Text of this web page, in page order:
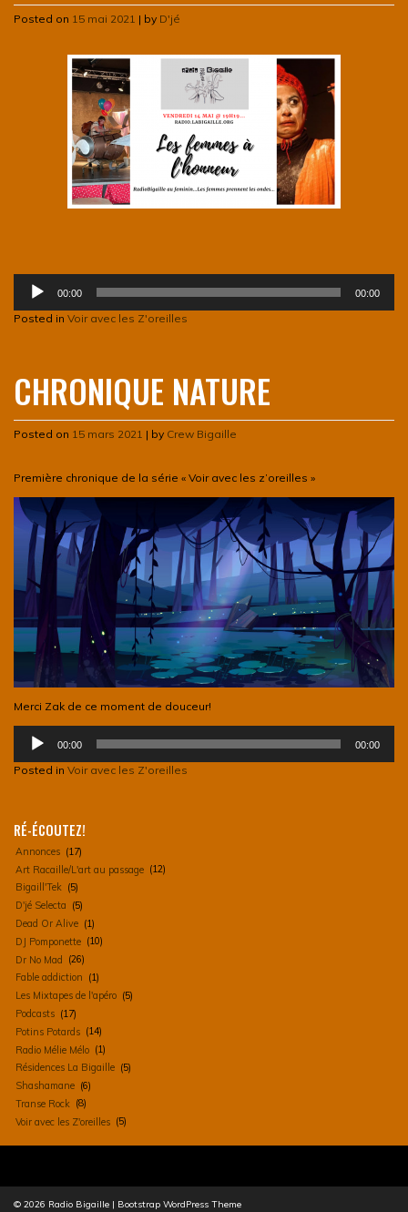
Posted on 15 mai 2021 | by D'jé
audio
00:00 00:00
Posted in Voir avec les Z'oreilles
CHRONIQUE NATURE
Posted on 15 mars 2021 | by Crew Bigaille
Première chronique de la série « Voir avec les z’oreilles »
Merci Zak de ce moment de douceur!
audio
00:00 00:00
Posted in Voir avec les Z'oreilles
RÉ-ÉCOUTEZ!
Annonces (17)
Art Racaille/L'art au passage (12)
Bigaill'Tek (5)
D'jé Selecta (5)
Dead Or Alive (1)
DJ Pomponette (10)
Dr No Mad (26)
Fable addiction (1)
Les Mixtapes de l'apéro (5)
Podcasts (17)
Potins Potards (14)
Radio Mélie Mélo (1)
Résidences La Bigaille (5)
Shashamane (6)
Transe Rock (8)
Voir avec les Z'oreilles (5)
© 2026 Radio Bigaille | Bootstrap WordPress Theme